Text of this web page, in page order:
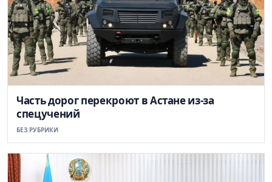
Часть дорог перекроют в Астане из-за
спецучений
БЕЗ РУБРИКИ